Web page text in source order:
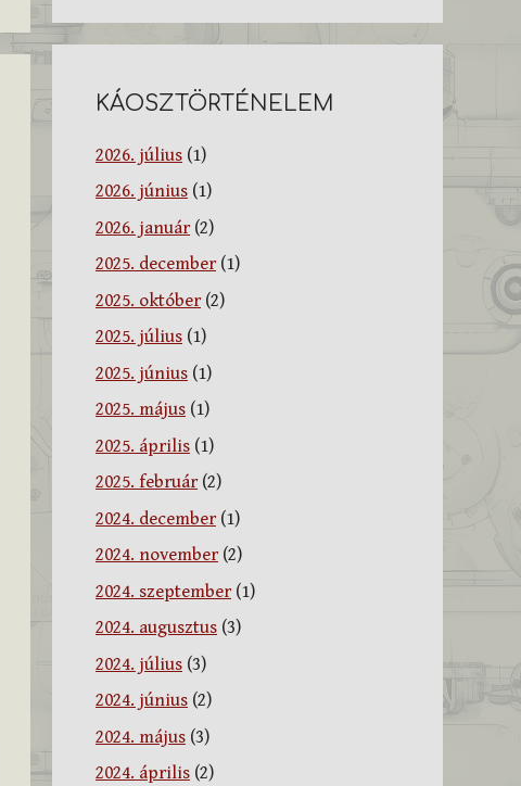
KÁOSZTÖRTÉNELEM
2026. július (1)
2026. június (1)
2026. január(2)
2025. december(1)
2025. október(2)
2025. július (1)
2025. június (1)
2025. május (1)
2025. április (1)
2025. február(2)
2024. december(1)
2024. november(2)
2024. szeptember(1)
2024. augusztus (3)
2024. július (3)
2024. június (2)
2024. május (3)
2024. április (2)